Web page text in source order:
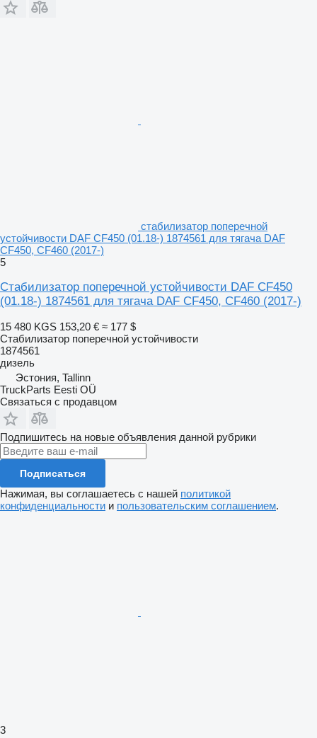
стабилизатор поперечной
устойчивости DAF CF450 (01.18-) 1874561 для тягача DAF
CF450, CF460 (2017-)
5
Стабилизатор поперечной устойчивости DAF CF450
(01.18-) 1874561 для тягача DAF CF450, CF460 (2017-)
15 480 KGS 153,20 € ≈ 177 $
Стабилизатор поперечной устойчивости
1874561
дизель
Эстония, Tallinn
TruckParts Eesti OÜ
Связаться с продавцом
Подпишитесь на новые объявления данной рубрики
Подписаться
Нажимая, вы соглашаетесь с нашей политикой
конфиденциальности и пользовательским соглашением.
3